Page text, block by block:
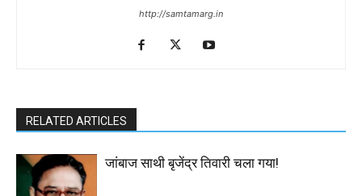
http://samtamarg.in
RELATED ARTICLES
जांबाज साथी बृजेंद्र तिवारी चला गया!